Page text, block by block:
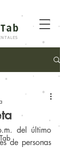
del último
de personas